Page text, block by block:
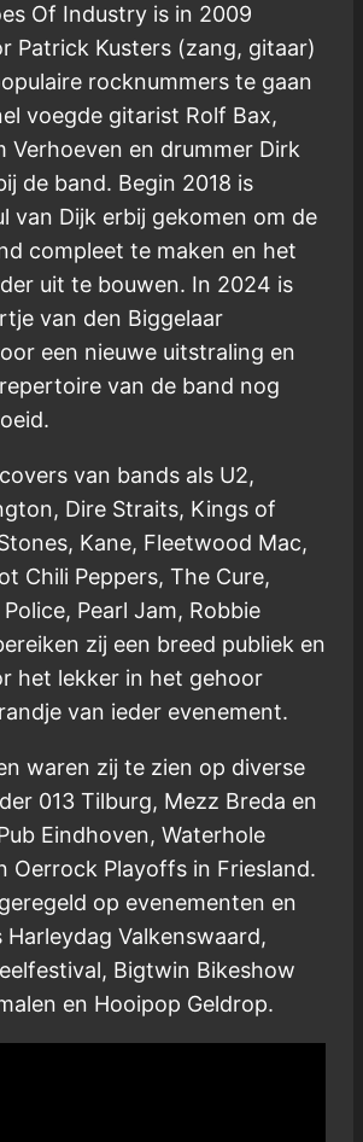
Of Industry is in 2009
Patrick Kusters (zang, gitaar)
rocknummers te gaan
voegde gitarist Rolf Bax,
Verhoeven en drummer Dirk
de band. Begin 2018 is
van Dijk erbij gekomen om de
compleet te maken en het
uit te bouwen. In 2024 is
van den Biggelaar
een nieuwe uitstraling en
van de band nog
van bands als U2,
Dire Straits, Kings of
Kane, Fleetwood Mac,
Chili Peppers, The Cure,
Pearl Jam, Robbie
zij een breed publiek en
het lekker in het gehoor
van ieder evenement.
waren zij te zien op diverse
013 Tilburg, Mezz Breda en
Eindhoven, Waterhole
Oerrock Playoffs in Friesland.
op evenementen en
Valkenswaard,
Bigtwin Bikeshow
en Hooipop Geldrop.